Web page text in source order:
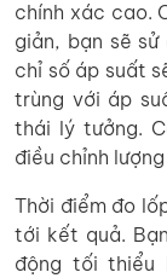
chính xác cao.
giản, bạn sẽ
chỉ số áp suất
trùng với áp
thái lý tưởng.
điều chỉnh
Thời điểm đo
tới kết quả.
động tối thiểu